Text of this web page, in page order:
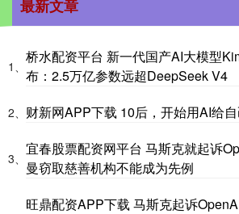
最新文章
1、
桥水配资平台 新一代国产AI大模型
布：2.5万亿参数远超DeepSeek V4
2、 财新网APP下载 10后，开始用AI给
3、
宜春股票配资网平台 马斯克就起诉
曼窃取慈善机构不能成为先例
旺鼎配资APP下载 马斯克起诉